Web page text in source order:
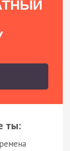
ты: